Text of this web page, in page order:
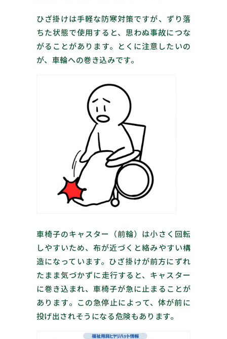
ひざ掛けは手軽な防寒対策ですが、ずり落
ちた状態で使用すると、思わぬ事故につな
がることがあります。とくに注意したいの
が、車輪への巻き込みです。
車椅子のキャスター（前輪）は小さく回転
しやすいため、布が近づくと絡みやすい構
造になっています。ひざ掛けが前方にずれ
たまま気づかずに走行すると、キャスター
に巻き込まれ、車椅子が急に止まることが
あります。この急停止によって、体が前に
投げ出されそうになる危険もあります。